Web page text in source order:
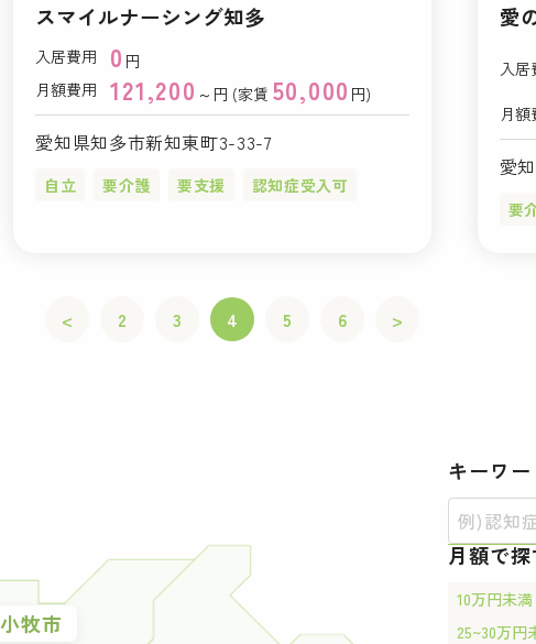
スマイルナーシング知多
入居費用 0 円
月額費用
121,200 ～円 (家賃 50,000 円)
愛知県知多市新知東町3-33-7
自立 要介護 要支援 認知症受入可
愛
入居
月額
愛
要
< 2 3 4 5 6
>
小牧市
キーワ
月額で
10万円未満
25~30万円